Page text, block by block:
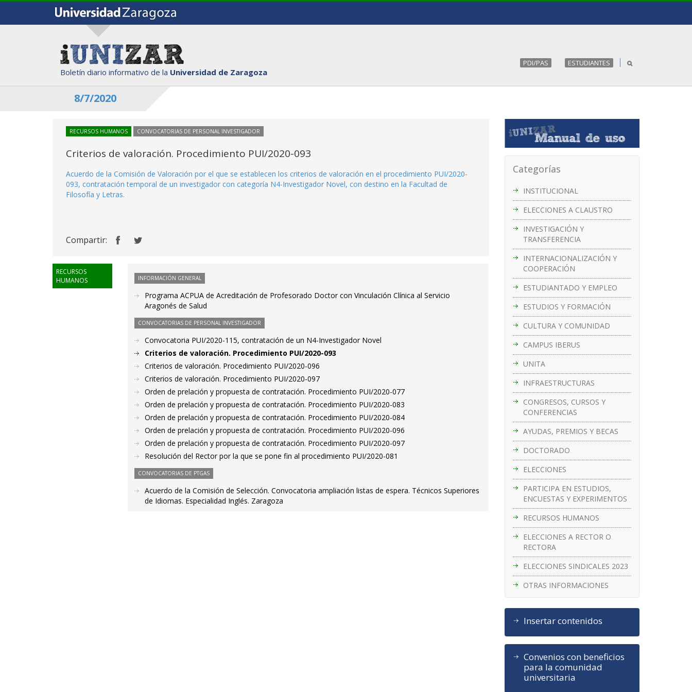
Boletín diario informativo de la Universidad de Zaragoza
PDI/PAS ESTUDIANTES
8/7/2020
Categorías
INSTITUCIONAL
ELECCIONES A CLAUSTRO
INVESTIGACIÓN Y
TRANSFERENCIA
INTERNACIONALIZACIÓN Y
COOPERACIÓN
ESTUDIANTADO Y EMPLEO
ESTUDIOS Y FORMACIÓN
CULTURA Y COMUNIDAD
CAMPUS IBERUS
UNITA
INFRAESTRUCTURAS
CONGRESOS, CURSOS Y
CONFERENCIAS
AYUDAS, PREMIOS Y BECAS
DOCTORADO
ELECCIONES
PARTICIPA EN ESTUDIOS,
ENCUESTAS Y EXPERIMENTOS
RECURSOS HUMANOS
ELECCIONES A RECTOR O
RECTORA
ELECCIONES SINDICALES 2023
OTRAS INFORMACIONES
Insertar contenidos
Convenios con beneficios
para la comunidad
universitaria
RECURSOS HUMANOS CONVOCATORIAS DE PERSONAL INVESTIGADOR
Criterios de valoración. Procedimiento PUI/2020-093
Acuerdo de la Comisión de Valoración por el que se establecen los criterios de valoración en el procedimiento PUI/2020-
093, contratación temporal de un investigador con categoría N4-Investigador Novel, con destino en la Facultad de
Filosofía y Letras.
Compartir:
RECURSOS
HUMANOS
INFORMACIÓN GENERAL
Programa ACPUA de Acreditación de Profesorado Doctor con Vinculación Clínica al Servicio
Aragonés de Salud
CONVOCATORIAS DE PERSONAL INVESTIGADOR
Convocatoria PUI/2020-115, contratación de un N4-Investigador Novel
Criterios de valoración. Procedimiento PUI/2020-093
Criterios de valoración. Procedimiento PUI/2020-096
Criterios de valoración. Procedimiento PUI/2020-097
Orden de prelación y propuesta de contratación. Procedimiento PUI/2020-077
Orden de prelación y propuesta de contratación. Procedimiento PUI/2020-083
Orden de prelación y propuesta de contratación. Procedimiento PUI/2020-084
Orden de prelación y propuesta de contratación. Procedimiento PUI/2020-096
Orden de prelación y propuesta de contratación. Procedimiento PUI/2020-097
Resolución del Rector por la que se pone fin al procedimiento PUI/2020-081
CONVOCATORIAS DE PTGAS
Acuerdo de la Comisión de Selección. Convocatoria ampliación listas de espera. Técnicos Superiores
de Idiomas. Especialidad Inglés. Zaragoza